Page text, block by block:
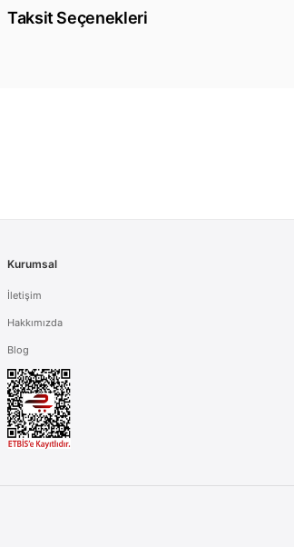
Taksit Seçenekleri
Kurumsal
İletişim
Hakkımızda
Blog